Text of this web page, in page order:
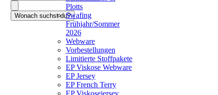
Plotts
Swafing
Frühjahr/Sommer
2026
Webware
Vorbestellungen
Limitierte Stoffpakete
EP Viskose Webware
EP Jersey
EP French Terry
EP Viskosejersey